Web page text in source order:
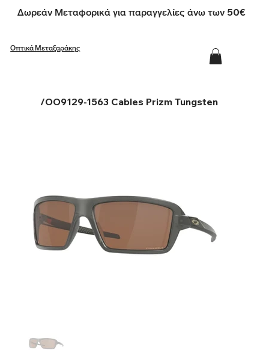
Δωρεάν Μεταφορικά για παραγγελίες άνω των 50€
Οπτικά Μεταξαράκης
/OO9129-1563 Cables Prizm Tungsten